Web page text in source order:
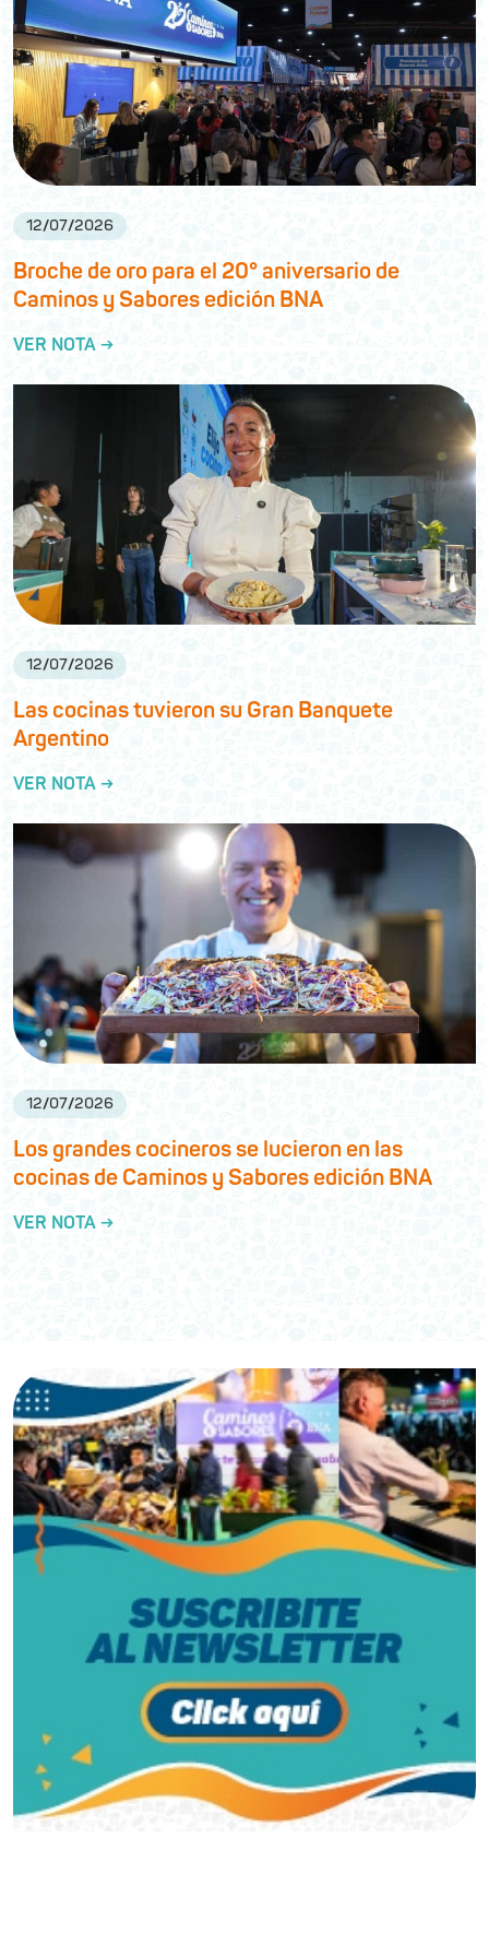
12/07/2026
Broche de oro para el 20° aniversario de
Caminos y Sabores edición BNA
VER NOTA →
12/07/2026
Las cocinas tuvieron su Gran Banquete
Argentino
VER NOTA →
12/07/2026
Los grandes cocineros se lucieron en las
cocinas de Caminos y Sabores edición BNA
VER NOTA →